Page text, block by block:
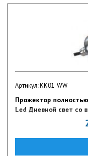
Артикул: KK01-WW
Прожектор
Led Дневной свет со